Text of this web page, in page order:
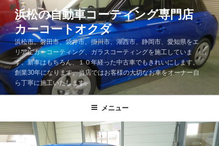
ン
テ
ン
ツ
へ
ス
キ
浜松の自動車コーティング専門店
カーコートオクダ
浜松市、磐田市、袋井市、掛川市、湖西市、静岡市、愛知県をエ
リアにカーコーティング、ガラスコーティングを施工していま
す。新車はもちろん、１０年経った中古車でもきれいにします。
創業30年になります。当店ではお客様の大切なお車をオーナー自
ら丁寧に施工いたします。
メニュー